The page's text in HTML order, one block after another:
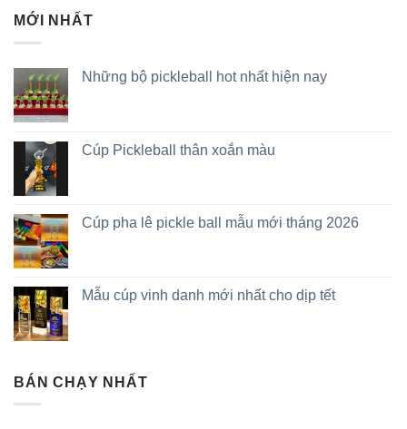
MỚI NHẤT
Những bộ pickleball hot nhất hiện nay
Cúp Pickleball thân xoắn màu
Cúp pha lê pickle ball mẫu mới tháng 2026
Mẫu cúp vinh danh mới nhất cho dịp tết
BÁN CHẠY NHẤT